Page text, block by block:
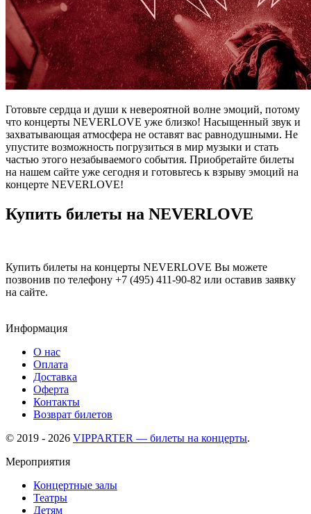
Готовьте сердца и души к невероятной волне эмоций, потому
что концерты NEVERLOVE уже близко! Насыщенный звук и
захватывающая атмосфера не оставят вас равнодушными. Не
упустите возможность погрузиться в мир музыки и стать
частью этого незабываемого события. Приобретайте билеты
на нашем сайте уже сегодня и готовьтесь к взрыву эмоций на
концерте NEVERLOVE!
Купить билеты на NEVERLOVE
Купить билеты на концерты NEVERLOVE Вы можете
позвонив по телефону +7 (495) 411-90-82 или оставив заявку
на сайте.
Информация
О нас
Оплата
Доставка
Оферта
Контакты
Возврат билетов
© 2019 - 2026 VIPPARTER — билеты на концерты.
Мероприятия
Концертные залы
Театры
Детям